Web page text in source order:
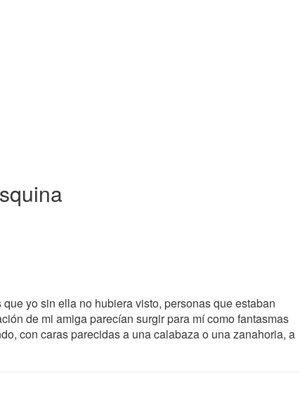
yo sin ella no hubiera visto, personas que estaban
de mi amiga parecían surgir para mí como fantasmas
con caras parecidas a una calabaza o una zanahoria, a